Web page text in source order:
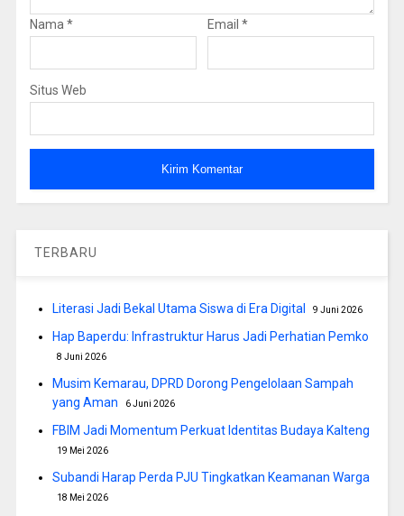
Nama* Email *
Situs Web
TERBARU
Literasi Jadi Bekal Utama Siswa di Era Digital 9 Juni 2026
Hap Baperdu: Infrastruktur Harus Jadi Perhatian Pemko
8 Juni 2026
Musim Kemarau, DPRD Dorong Pengelolaan Sampah
yang Aman
6 Juni 2026
FBIM Jadi Momentum Perkuat Identitas Budaya Kalteng
19 Mei 2026
Subandi Harap Perda PJU Tingkatkan Keamanan Warga
18 Mei 2026